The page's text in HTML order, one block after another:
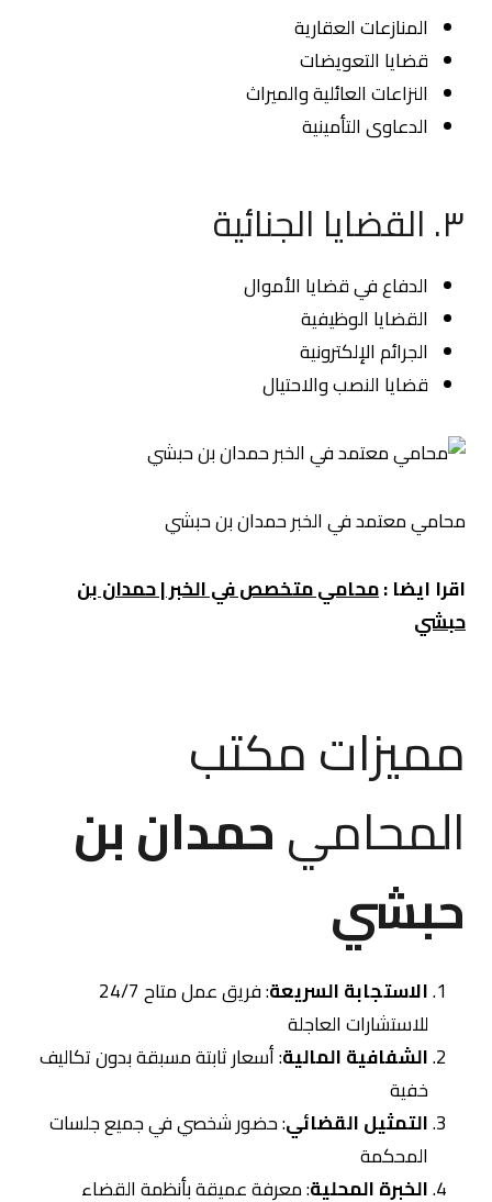
المنازعات العقارية
قضايا التعويضات
النزاعات العائلية والميراث
الدعاوى التأمينية
٣. القضايا الجنائية
الدفاع في قضايا الأموال
القضايا الوظيفية
الجرائم الإلكترونية
قضايا النصب والاحتيال
محامي معتمد في الخبر حمدان بن حبشي
اقرا ايضا :محامي متخصص في الخبر | حمدان بن
حبشي
مميزات مكتب
المحاميحمدان بن
حبشي
الاستجابة السريعة
: فريق عمل متاح 24/7
للاستشارات العاجلة
الشفافية المالية: أسعار ثابتة مسبقة بدون تكاليف
خفية
التمثيل القضائي: حضور شخصي في جميع جلسات
المحكمة
الخبرة المحلية: معرفة عميقة بأنظمة القضاء